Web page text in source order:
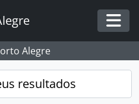
Alegre
resultados